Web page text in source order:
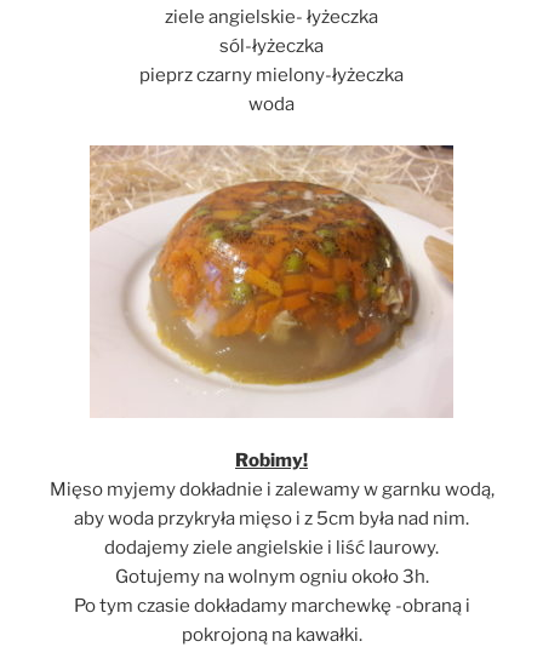
ziele angielskie- łyżeczka
sól-łyżeczka
pieprz czarny mielony-łyżeczka
woda
Robimy!
Mięso myjemy dokładnie i zalewamy w garnku wodą,
aby woda przykryła mięso i z 5cm była nad nim.
dodajemy ziele angielskie i liść laurowy.
Gotujemy na wolnym ogniu około 3h.
Po tym czasie dokładamy marchewkę -obraną i
pokrojoną na kawałki.